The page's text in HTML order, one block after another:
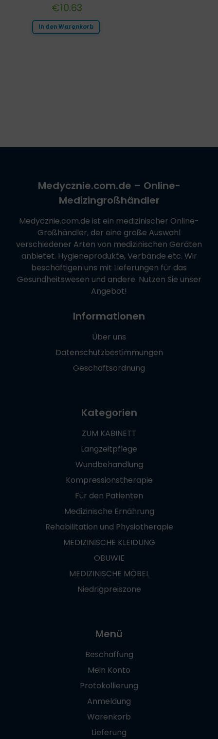
€10.63
In den Warenkorb
Medycznie.com.de – Online-
Medizingroßhändler
Medycznie.com.de ist ein medizinischer Online-
Großhändler, der eine große Auswahl
verschiedener Arten von medizinischen Geräten
anbietet. Hygieneprodukte, Verbände etc. Wir
beschäftigen uns mit Lieferungen für das
Gesundheitswesen und andere. Nutzen Sie unser
Angebot!
Informationen
Über uns
Datenschutzbestimmungen
Geschäftsordnung
Kategorien
ZUM KABINETT
Langzeitpflege
Wundbehandlung
Kompressionstherapie
Für den Patienten
Medizinische Ernährung
Rehabilitation und Physiotherapie
MEDIZINISCHE KLEIDUNG
OBUWIE
MEDIZINISCHE MÖBEL
Niedrigpreiszone
Menü
Beschaffung
Mein Konto
Protokollierung
Anmeldung
Warenkorb
Lieferung